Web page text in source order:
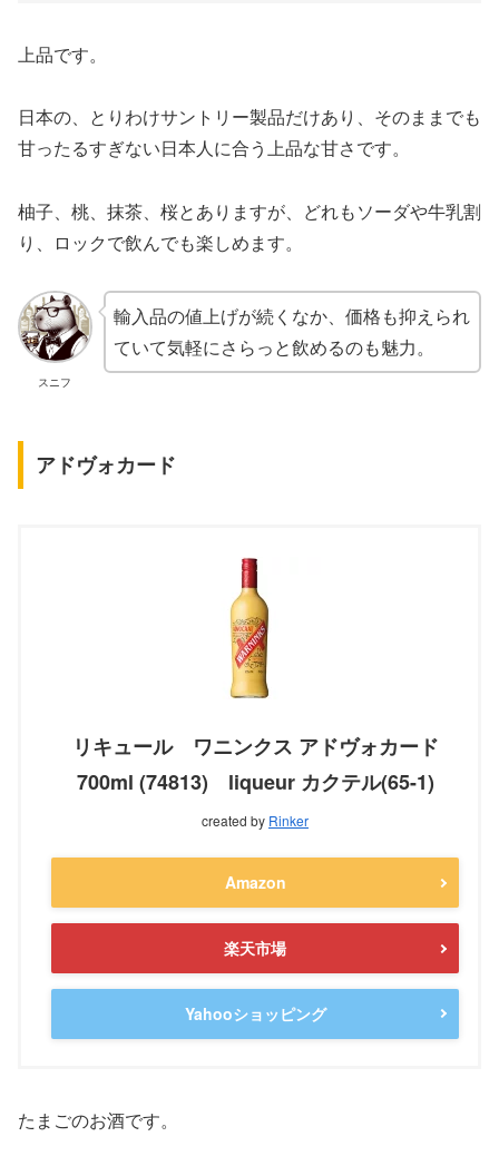
上品です。
日本の、とりわけサントリー製品だけあり、そのままでも
甘ったるすぎない日本人に合う上品な甘さです。
柚子、桃、抹茶、桜とありますが、どれもソーダや牛乳割
り、ロックで飲んでも楽しめます。
スニフ
輸入品の値上げが続くなか、価格も抑えられ
ていて気軽にさらっと飲めるのも魅力。
アドヴォカード
リキュール ワニンクス アドヴォカード
700ml (74813) liqueur カクテル(65-1)
created by Rinker
Amazon
楽天市場
Yahooショッピング
たまごのお酒です。